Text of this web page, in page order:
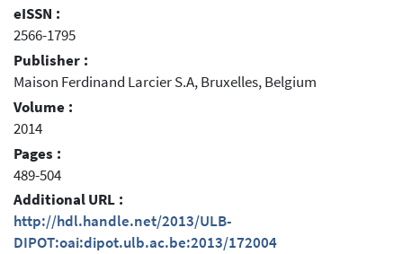
eISSN :
2566-1795
Publisher :
Maison Ferdinand Larcier S.A, Bruxelles, Belgium
Volume :
2014
Pages :
489-504
Additional URL :
http://hdl.handle.net/2013/ULB-
DIPOT:oai:dipot.ulb.ac.be:2013/172004